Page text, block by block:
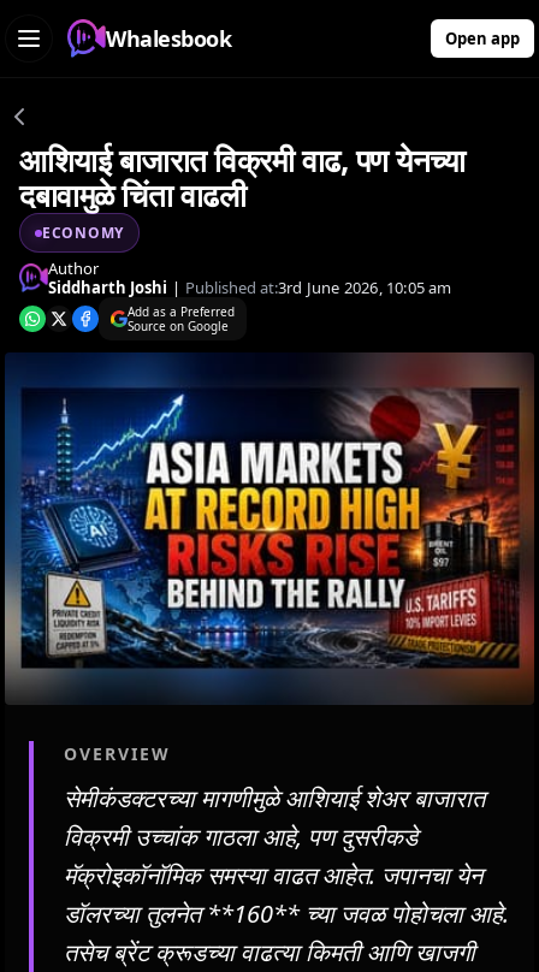
Whalesbook Open app
आशियाई बाजारात विक्रमी वाढ, पण येनच्या
दबावामुळे चिंता वाढली
ECONOMY
Author
Siddharth Joshi | Published at:3rd June 2026, 10:05 am
Add as a Preferred
Source on Google
OVERVIEW
सेमीकंडक्टरच्या मागणीमुळे आशियाई शेअर बाजारात
विक्रमी उच्चांक गाठला आहे, पण दुसरीकडे
मॅक्रोइकॉनॉमिक समस्या वाढत आहेत. जपानचा येन
डॉलरच्या तुलनेत **160** च्या जवळ पोहोचला आहे.
तसेच ब्रेंट क्रूडच्या वाढत्या किमती आणि खाजगी